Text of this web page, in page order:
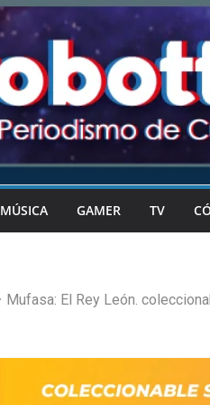
MÚSICA GAMER TV
Mufasa: El Rey León.